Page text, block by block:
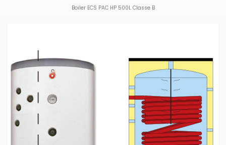
Boiler ECS PAC HP 500L Classe B